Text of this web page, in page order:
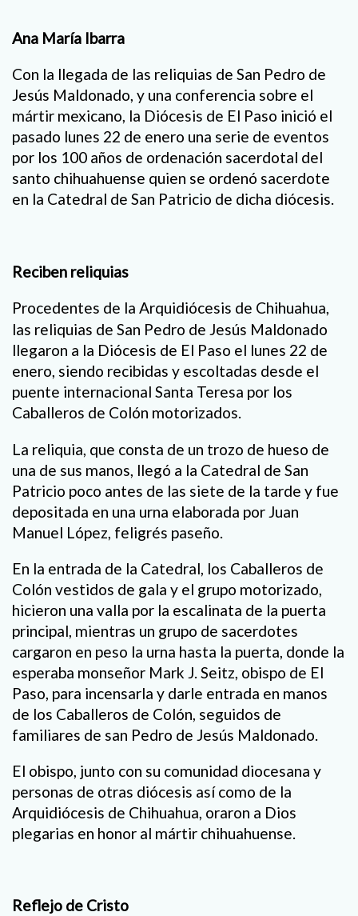
Ana María Ibarra
Con la llegada de las reliquias de San Pedro de
Jesús Maldonado, y una conferencia sobre el
mártir mexicano, la Diócesis de El Paso inició el
pasado lunes 22 de enero una serie de eventos
por los 100 años de ordenación sacerdotal del
santo chihuahuense quien se ordenó sacerdote
en la Catedral de San Patricio de dicha diócesis.
Reciben reliquias
Procedentes de la Arquidiócesis de Chihuahua,
las reliquias de San Pedro de Jesús Maldonado
llegaron a la Diócesis de El Paso el lunes 22 de
enero, siendo recibidas y escoltadas desde el
puente internacional Santa Teresa por los
Caballeros de Colón motorizados.
La reliquia, que consta de un trozo de hueso de
una de sus manos, llegó a la Catedral de San
Patricio poco antes de las siete de la tarde y fue
depositada en una urna elaborada por Juan
Manuel López, feligrés paseño.
En la entrada de la Catedral, los Caballeros de
Colón vestidos de gala y el grupo motorizado,
hicieron una valla por la escalinata de la puerta
principal, mientras un grupo de sacerdotes
cargaron en peso la urna hasta la puerta, donde la
esperaba monseñor Mark J. Seitz, obispo de El
Paso, para incensarla y darle entrada en manos
de los Caballeros de Colón, seguidos de
familiares de san Pedro de Jesús Maldonado.
El obispo, junto con su comunidad diocesana y
personas de otras diócesis así como de la
Arquidiócesis de Chihuahua, oraron a Dios
plegarias en honor al mártir chihuahuense.
Reflejo de Cristo